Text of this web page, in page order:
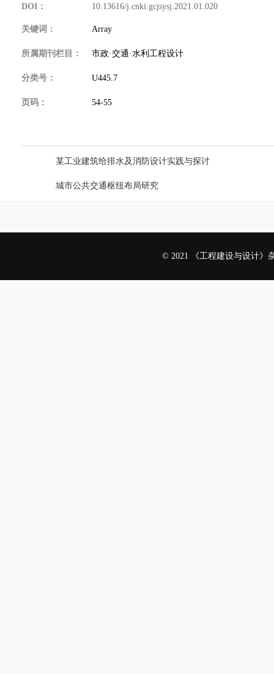
DOI： 10.13616/j.cnki.gcjsysj.2021.01.020
关键词： Array
所属期刊栏目： 市政·交通·水利工程设计
分类号： U445.7
页码： 54-55
某工业建筑给排水及消防设计实践与探讨
城市公共交通枢纽布局研究
© 2021 《工程建设与设计